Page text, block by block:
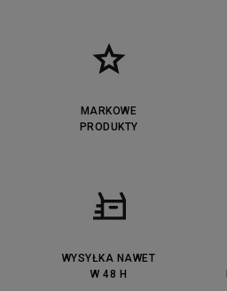
MARKOWE
PRODUKTY
WYSYŁKA NAWET
W 48 H